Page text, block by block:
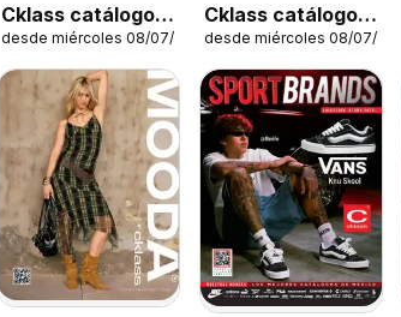
Cklass catálogo
Kids niña
desde miércoles 08/07/2026
Cklass catálogo
Six & dúo pack
desde miércoles 08/07/